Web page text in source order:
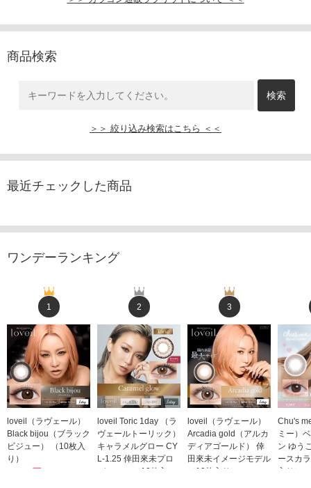
商品検索
＞＞ 絞り込み検索はこちら ＜＜
最近チェックした商品
ワンデーランキング
1
loveil（ラヴェール）
Black bijou（ブラック
ビジュー） （10枚入
り）
1,760円
2
loveil Toric 1day （ラ
ヴェールトーリック）
キャラメルグロー CY
L-1.25 倖田來未プロ
デュース （10枚入
3
loveil（ラヴェール）
Arcadia gold（アルカ
ディアゴールド） 倖
田來未イメージモデル
（10枚入り）
Chu's
ミー）
ン ゆう
ースカ
入り）